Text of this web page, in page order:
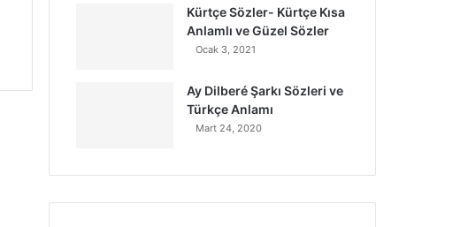
Kürtçe Sözler- Kürtçe Kısa
Anlamlı ve Güzel Sözler
Ocak 3, 2021
Ay Dilberé Şarkı Sözleri ve
Türkçe Anlamı
Mart 24, 2020